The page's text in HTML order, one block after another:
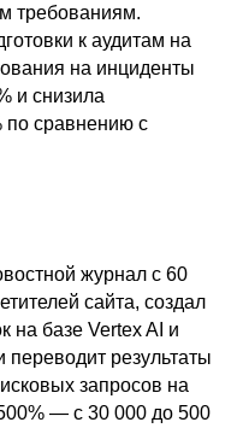
требованиям.
к аудитам на
на инциденты
и снизила
по сравнению с
журнал с 60
сайта, создал
на базе Vertex AI и
переводит результаты
запросов на
— с 30 000 до 500